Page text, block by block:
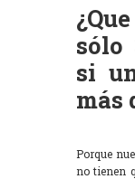
sólo
si
más
Porque
no tienen